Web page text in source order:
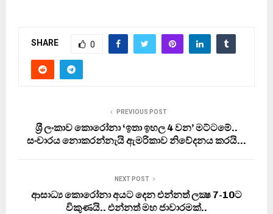
SHARE 0
PREVIOUS POST
ශ‍්‍රී ලංකාව කොරෝනා ‘ඉතා ඉහල 4 වන’ මට්ටමේ..
සංචාරය නොකරන්නැයි ඇමරිකාව නිවේදනය කරයි…
NEXT POST
ආසාධ්‍ය කොරෝනා අයට දෙන එන්නත් ලක්‍ෂ 7-10ට
විකුණයි.. එන්නත් මහ ජාවාරමක්..